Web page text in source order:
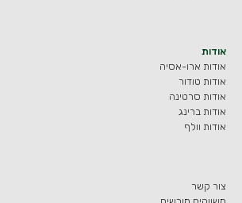
אודות
אודות ארו-אסיה
אודות טודור
אודות סרטינה
אודות ברינג
אודות וולף
צור קשר